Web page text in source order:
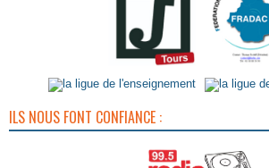
ILS NOUS FONT CONFIANCE :